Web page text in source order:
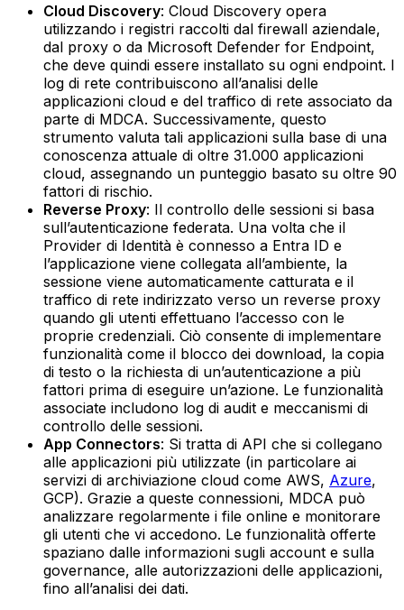
Cloud Discovery: Cloud Discovery opera
utilizzando i registri raccolti dal firewall aziendale,
dal proxy o da Microsoft Defender for Endpoint,
che deve quindi essere installato su ogni endpoint. I
log di rete contribuiscono all’analisi delle
applicazioni cloud e del traffico di rete associato da
parte di MDCA. Successivamente, questo
strumento valuta tali applicazioni sulla base di una
conoscenza attuale di oltre 31.000 applicazioni
cloud, assegnando un punteggio basato su oltre 90
fattori di rischio.
Reverse Proxy: Il controllo delle sessioni si basa
sull’autenticazione federata. Una volta che il
Provider di Identità è connesso a Entra ID e
l’applicazione viene collegata all’ambiente, la
sessione viene automaticamente catturata e il
traffico di rete indirizzato verso un reverse proxy
quando gli utenti effettuano l’accesso con le
proprie credenziali. Ciò consente di implementare
funzionalità come il blocco dei download, la copia
di testo o la richiesta di un’autenticazione a più
fattori prima di eseguire un’azione. Le funzionalità
associate includono log di audit e meccanismi di
controllo delle sessioni.
App Connectors: Si tratta di API che si collegano
alle applicazioni più utilizzate (in particolare ai
servizi di archiviazione cloud come AWS, Azure,
GCP). Grazie a queste connessioni, MDCA può
analizzare regolarmente i file online e monitorare
gli utenti che vi accedono. Le funzionalità offerte
spaziano dalle informazioni sugli account e sulla
governance, alle autorizzazioni delle applicazioni,
fino all’analisi dei dati.